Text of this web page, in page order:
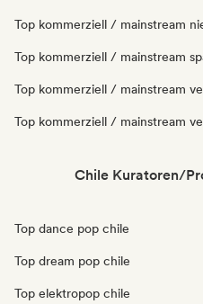
Top kommerziell / mainstream
Top kommerziell / mainstream
Top kommerziell / mainstream
Top kommerziell / mainstream
Chile Kuratoren/
Top dance pop chile
Top dream pop chile
Top elektropop chile